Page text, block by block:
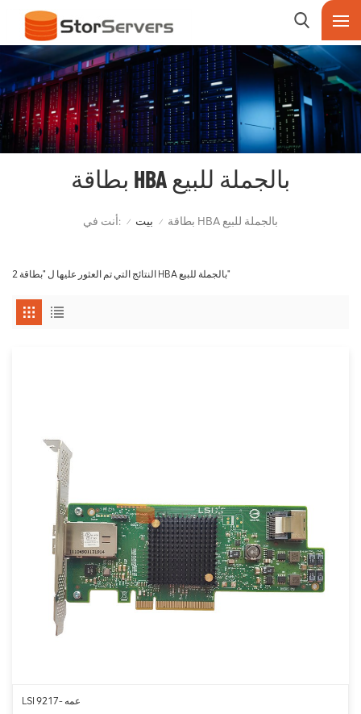
بطاقة HBA بالجملة للبيع
أنت في: / بيت / بطاقة HBA بالجملة للبيع
2 النتائج التي تم العثور عليها ل "بطاقة HBA بالجملة للبيع"
LSI 9217- عمه